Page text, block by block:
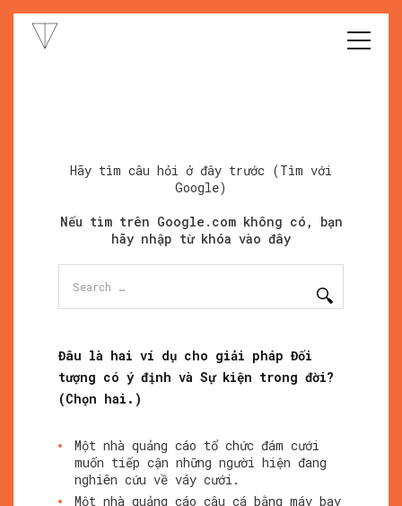
Hãy tìm câu hỏi ở đây trước (Tìm với
Google)
Nếu tìm trên Google.com không có, bạn
hãy nhập từ khóa vào đây
Đâu là hai ví dụ cho giải pháp Đối
tượng có ý định và Sự kiện trong đời?
(Chọn hai.)
Một nhà quảng cáo tổ chức đám cưới
muốn tiếp cận những người hiện đang
nghiên cứu về váy cưới.
Một nhà quảng cáo câu cá bằng máy bay